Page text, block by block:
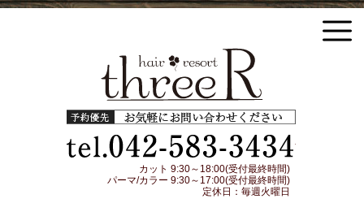
カット 9:30～18:00(受付最終時間)
パーマ/カラー 9:30～17:00(受付最終時間)
定休日：毎週火曜日